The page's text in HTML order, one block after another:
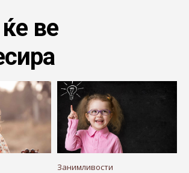
ве
Занимливости